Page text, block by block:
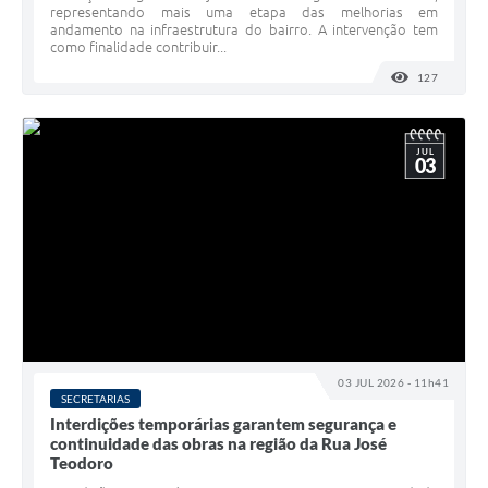
representando mais uma etapa das melhorias em
andamento na infraestrutura do bairro. A intervenção tem
como finalidade contribuir...
127
03 JUL 2026 - 11h41
JUL
03
SECRETARIAS
Interdições temporárias garantem segurança e
continuidade das obras na região da Rua José
Teodoro